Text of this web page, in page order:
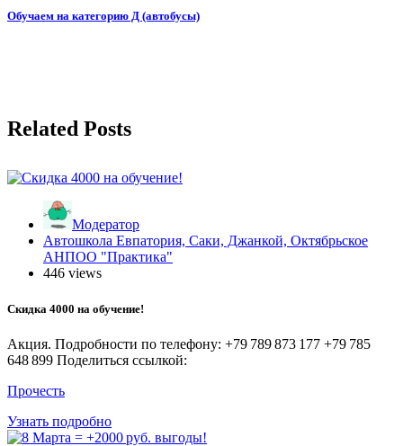
Обучаем на категорию Д (автобусы)
Related Posts
Модератор
Автошкола Евпатория, Саки, Джанкой, Октябрьское
АНПОО "Практика"
446 views
Скидка 4000 на обучение!
Акция. Подробности по телефону: +79 789 873 177 +79 785
648 899 Поделиться ссылкой:
Прочесть
Узнать подробно